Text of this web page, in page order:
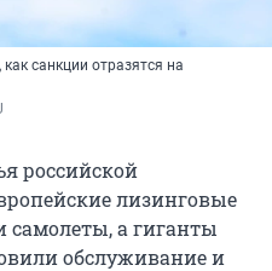
санкции отразятся на
российской
лизинговые
а гиганты
обслуживание и